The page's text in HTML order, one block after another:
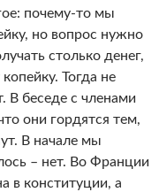
почему-то мы
но вопрос нужно
столько денег,
Тогда не
В беседе с членами
они гордятся тем,
В начале мы
– нет. Во Франции
в конституции, а